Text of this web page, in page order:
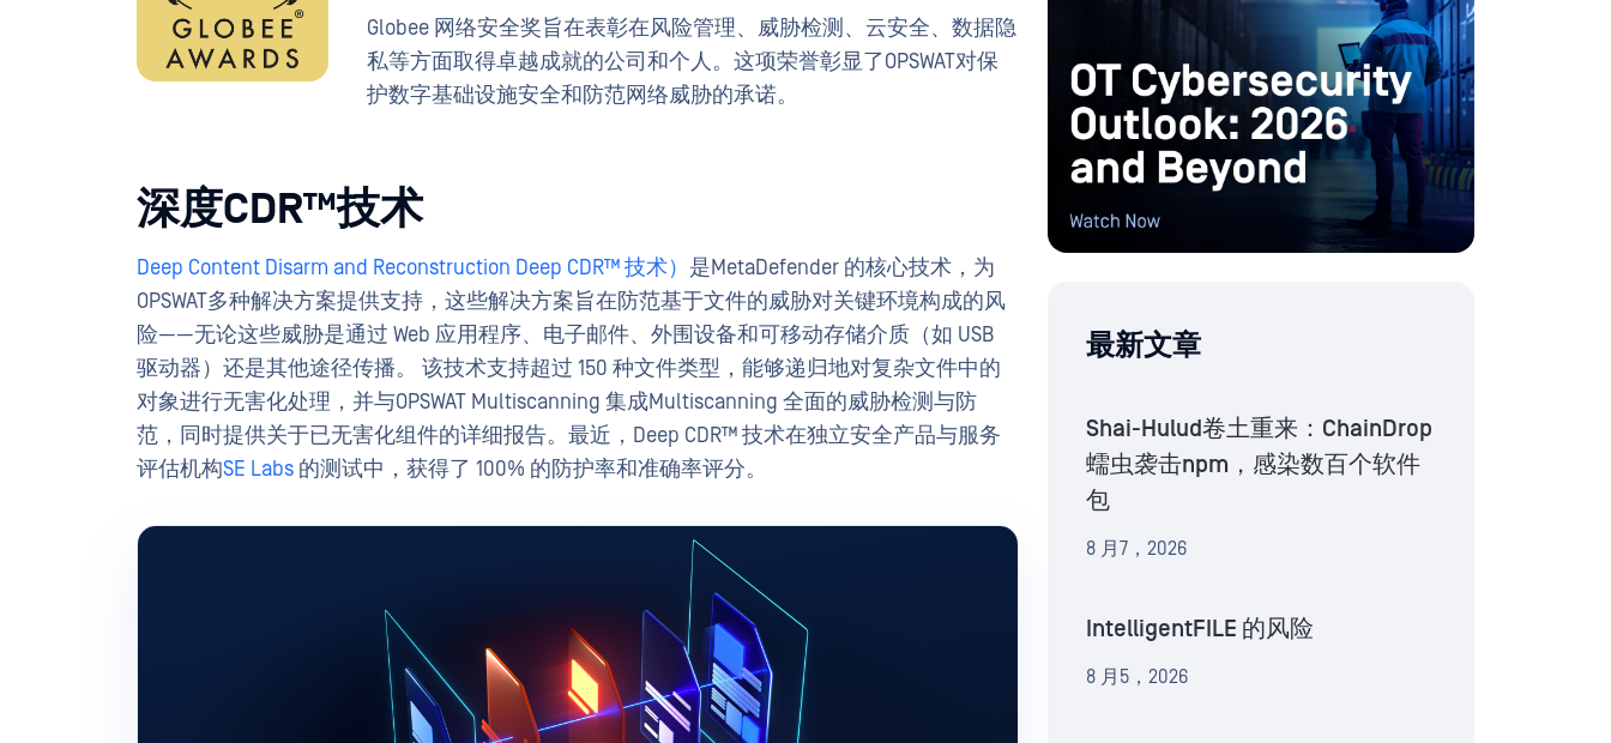
Globee 网络安全奖旨在表彰在风险管理、威胁检测、云安全、数据隐
私等方面取得卓越成就的公司和个人。这项荣誉彰显了OPSWAT对保
护数字基础设施安全和防范网络威胁的承诺。
深度CDR™技术
Deep Content Disarm and Reconstruction Deep CDR™ 技术） 是MetaDefender 的核心技术，为
OPSWAT多种解决方案提供支持，这些解决方案旨在防范基于文件的威胁对关键环境构成的风
险——无论这些威胁是通过 Web 应用程序、电子邮件、外围设备和可移动存储介质（如 USB
驱动器）还是其他途径传播。 该技术支持超过 150 种文件类型，能够递归地对复杂文件中的
对象进行无害化处理，并与OPSWAT Multiscanning 集成Multiscanning 全面的威胁检测与防
范，同时提供关于已无害化组件的详细报告。最近，Deep CDR™ 技术在独立安全产品与服务
评估机构SE Labs 的测试中，获得了 100% 的防护率和准确率评分。
最新文章
Shai-Hulud卷土重来：ChainDrop
蠕虫袭击npm，感染数百个软件
包
8 月7，2026
IntelligentFILE 的风险
8 月5，2026